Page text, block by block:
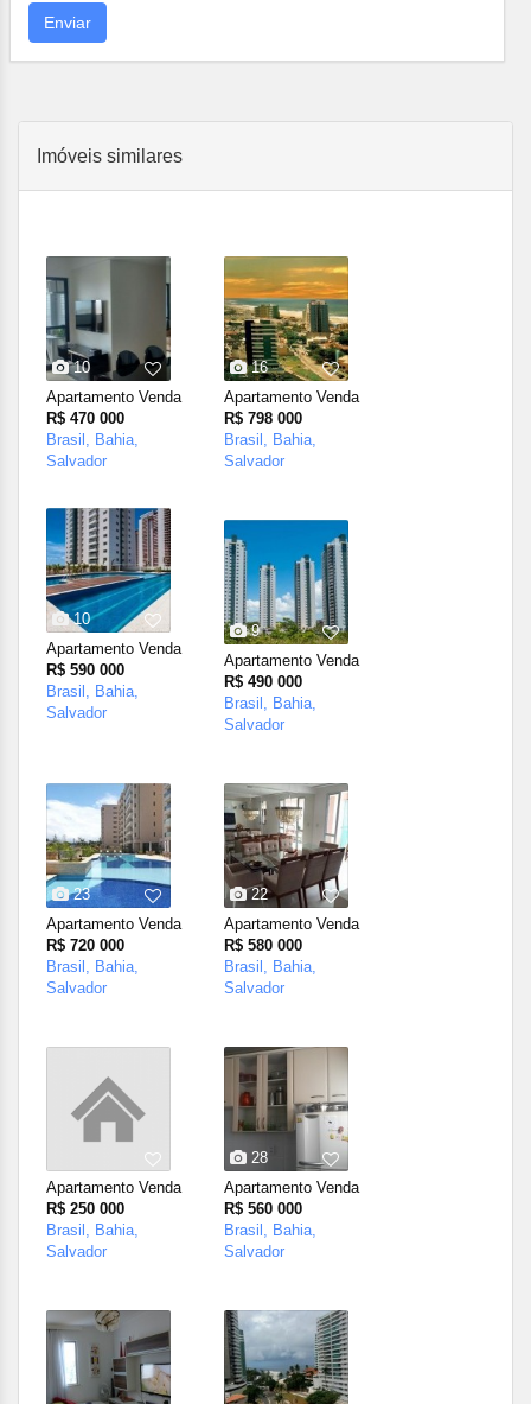
Enviar
Imóveis similares
10
Apartamento Venda
R$ 470 000
Brasil, Bahia,
Salvador
16
Apartamento Venda
R$ 798 000
Brasil, Bahia,
Salvador
10
Apartamento Venda
R$ 590 000
Brasil, Bahia,
Salvador
9
Apartamento Venda
R$ 490 000
Brasil, Bahia,
Salvador
23
Apartamento Venda
R$ 720 000
Brasil, Bahia,
Salvador
22
Apartamento Venda
R$ 580 000
Brasil, Bahia,
Salvador
Apartamento Venda
R$ 250 000
Brasil, Bahia,
Salvador
28
Apartamento Venda
R$ 560 000
Brasil, Bahia,
Salvador